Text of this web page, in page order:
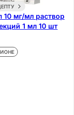
10 мг/мл раствор
1 мл 10 шт